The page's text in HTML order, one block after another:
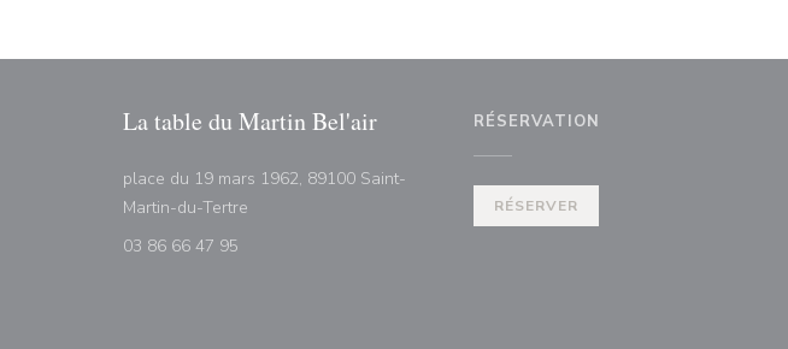
La table du Martin Bel'air
place du 19 mars 1962, 89100 Saint-
Martin-du-Tertre
03 86 66 47 95
RÉSERVATION
RÉSERVER